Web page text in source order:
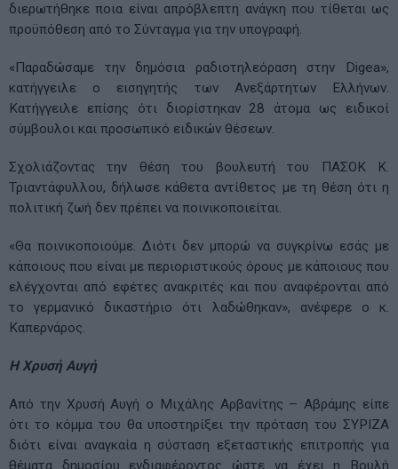
διερωτήθηκε ποια είναι απρόβλεπτη ανάγκη που τίθεται ως
προϋπόθεση από το Σύνταγμα για την υπογραφή.
«Παραδώσαμε την δημόσια ραδιοτηλεόραση στην Digea»,
κατήγγειλε ο εισηγητής των Ανεξάρτητων Ελλήνων.
Κατήγγειλε επίσης ότι διορίστηκαν 28 άτομα ως ειδικοί
σύμβουλοι και προσωπικό ειδικών θέσεων.
Σχολιάζοντας την θέση του βουλευτή του ΠΑΣΟΚ Κ.
Τριαντάφυλλου, δήλωσε κάθετα αντίθετος με τη θέση ότι η
πολιτική ζωή δεν πρέπει να ποινικοποιείται.
«Θα ποινικοποιούμε. Διότι δεν μπορώ να συγκρίνω εσάς με
κάποιους που είναι με περιοριστικούς όρους με κάποιους που
ελέγχονται από εφέτες ανακριτές και που αναφέρονται από
το γερμανικό δικαστήριο ότι λαδώθηκαν», ανέφερε ο κ.
Καπερνάρος.
Η Χρυσή Αυγή
Από την Χρυσή Αυγή ο Μιχάλης Αρβανίτης – Αβράμης είπε
ότι το κόμμα του θα υποστηρίξει την πρόταση του ΣΥΡΙΖΑ
διότι είναι αναγκαία η σύσταση εξεταστικής επιτροπής για
θέματα δημοσίου ενδιαφέροντος ώστε να έχει η Βουλή